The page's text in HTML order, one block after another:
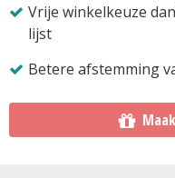
Vrije winkelkeuze
lijst
Betere afstemming